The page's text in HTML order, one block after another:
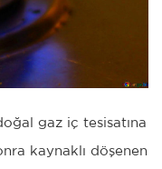
gaz iç tesisatına
kaynaklı döşenen